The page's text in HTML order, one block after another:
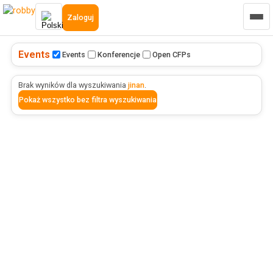
Zaloguj
Events Events Konferencje Open CFPs
Brak wyników dla wyszukiwania jinan.
Pokaż wszystko bez filtra wyszukiwania